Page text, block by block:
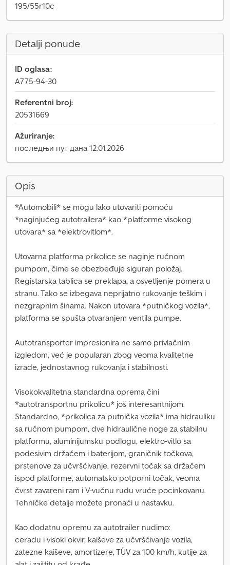
195/55r10c
Detalji ponude
ID oglasa:
A775-94-30
Referentni broj:
20531669
Ažuriranje:
последњи пут дана 12.01.2026
Opis
*Automobili* se mogu lako utovariti pomoću
*naginjućeg autotrailera* kao *platforme visokog
utovara* sa *elektrovitlom*.
Utovarna platforma prikolice se naginje ručnom
pumpom, čime se obezbeđuje siguran položaj.
Registarska tablica se preklapa, a osvetljenje pomera u
stranu. Tako se izbegava neprijatno rukovanje teškim i
nezgrapnim šinama. Nakon utovara *putničkog vozila*,
platforma se spušta otvaranjem ventila pumpe.
Autotransporter impresionira ne samo privlačnim
izgledom, već je popularan zbog veoma kvalitetne
izrade, jednostavnog rukovanja i stabilnosti.
Visokokvalitetna standardna oprema čini
*autotransportnu prikolicu* još interesantnijom.
Standardno, *prikolica za putnička vozila* ima hidrauliku
sa ručnom pumpom, dve hidraulične noge za stabilnu
platformu, aluminijumsku podlogu, elektro-vitlo sa
podesivim držačem i baterijom, graničnik točkova,
prstenove za učvršćivanje, rezervni točak sa držačem
ispod platforme, automatsko potporni točak, veoma
čvrst zavareni ram i V-vučnu rudu vruće pocinkovanu.
Tehničke detalje možete pronaći u nastavku.
Kao dodatnu opremu za autotrailer nudimo:
ceradu i visoki okvir, kaiševe za učvršćivanje vozila,
zatezne kaiševe, amortizere, TÜV za 100 km/h, kutije za